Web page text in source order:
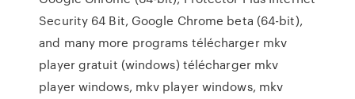
Security 64 Bit, Google Chrome beta (64-bit),
and many more programs télécharger mkv
player gratuit (windows) télécharger mkv
player windows, mkv player windows, mkv